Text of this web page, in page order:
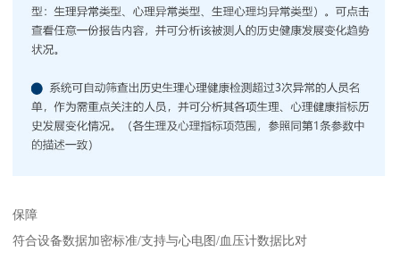
保障
符合设备数据加密标准/支持与心电图/血压计数据比对